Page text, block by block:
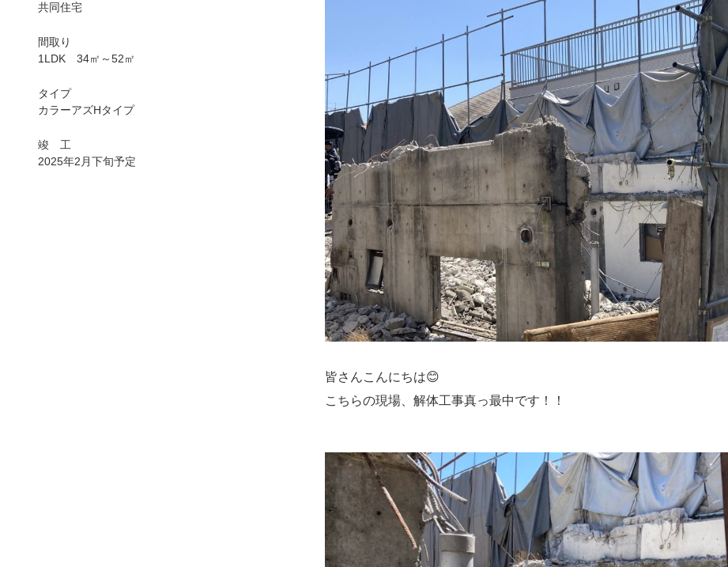
共同住宅
間取り
1LDK 34㎡～52㎡
タイプ
カラーアズHタイプ
竣 工
2025年2月下旬予定
皆さんこんにちは😊
こちらの現場、解体工事真っ最中です！！